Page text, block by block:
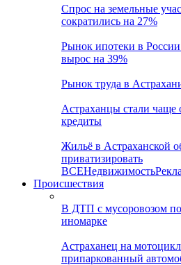
Спрос на земельные
сократились на 27%
Рынок ипотеки в России
вырос на 39%
Рынок труда в
Астраханцы стали чаще
кредиты
Жильё в Астраханской
приватизировать
ВСЕНедвижимость
Происшествия
В ДТП с мусоровозом
иномарке
Астраханец на
припаркованный